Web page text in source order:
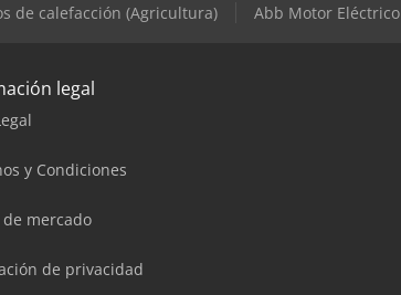
de calefacción (Agricultura) Abb Motor Eléctrico
legal
y Condiciones
de mercado
de privacidad